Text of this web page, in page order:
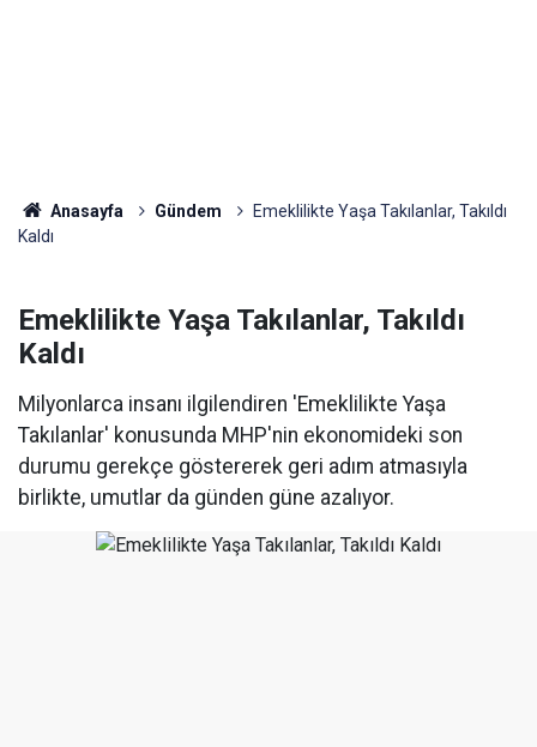
Anasayfa Gündem
Emeklilikte Yaşa Takılanlar, Takıldı
Kaldı
Emeklilikte Yaşa Takılanlar, Takıldı
Kaldı
Milyonlarca insanı ilgilendiren 'Emeklilikte Yaşa
Takılanlar' konusunda MHP'nin ekonomideki son
durumu gerekçe göstererek geri adım atmasıyla
birlikte, umutlar da günden güne azalıyor.